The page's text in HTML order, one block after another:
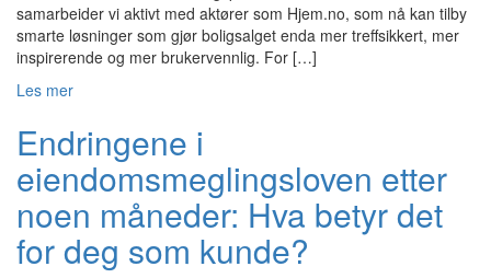
samarbeider vi aktivt med aktører som Hjem.no, som nå kan tilby
smarte løsninger som gjør boligsalget enda mer treffsikkert, mer
inspirerende og mer brukervennlig. For […]
Les mer
Endringene i
eiendomsmeglingsloven etter
noen måneder: Hva betyr det
for deg som kunde?